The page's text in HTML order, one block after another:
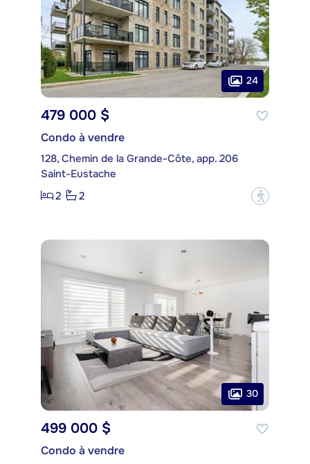
24
479 000 $
Condo à vendre
128, Chemin de la Grande-Côte, app. 206
Saint-Eustache
2
2 ?
30
499 000 $
Condo à vendre